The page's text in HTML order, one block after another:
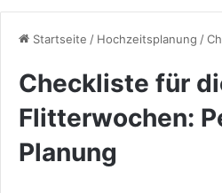
Startseite / Hochzeitsplanung /
Checkliste für
Flitterwochen:
Planung